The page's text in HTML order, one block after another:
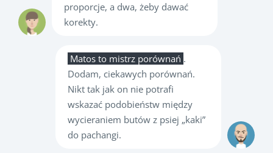
proporcje, a dwa, żeby dawać
korekty.
Matos to mistrz porównań .
Dodam, ciekawych porównań.
Nikt tak jak on nie potrafi
wskazać podobieństw między
wycieraniem butów z psiej „kaki”
do pachangi.